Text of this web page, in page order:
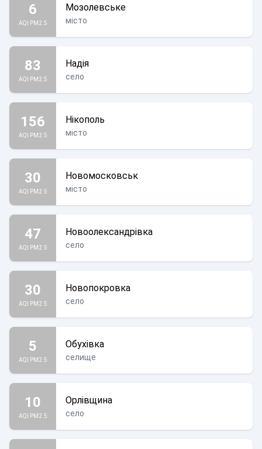
6
AQI PM2.5
Мозолевське
місто
83
AQI PM2.5
Надія
село
156
AQI PM2.5
Нікополь
місто
30
AQI PM2.5
Новомосковськ
місто
47
AQI PM2.5
Новоолександрівка
село
30
AQI PM2.5
Новопокровка
село
5
AQI PM2.5
Обухівка
селище
10
AQI PM2.5
Орлівщина
село